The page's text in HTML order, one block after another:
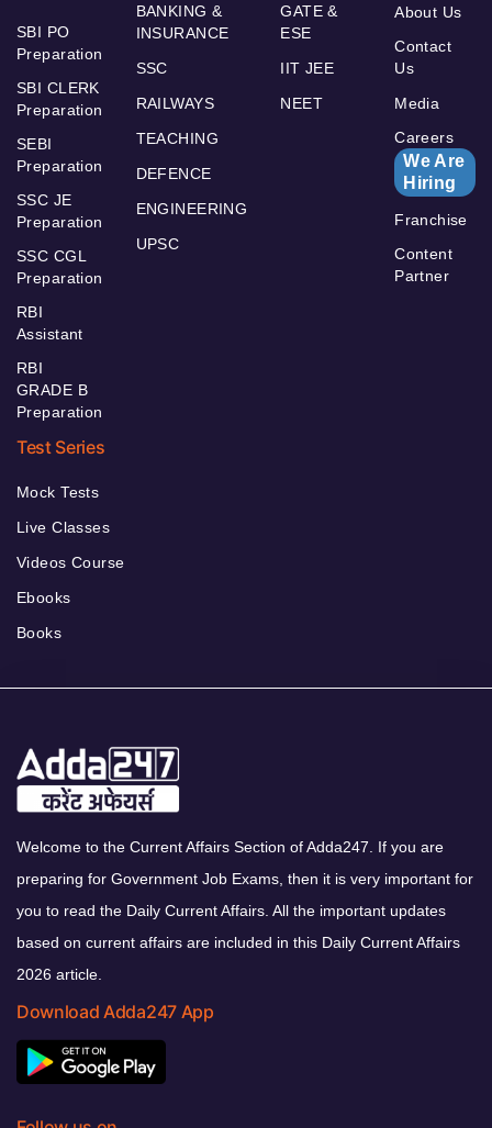
SBI PO
Preparation
SBI CLERK
Preparation
SEBI
Preparation
SSC JE
Preparation
SSC CGL
Preparation
RBI
Assistant
RBI
GRADE B
Preparation
BANKING &
INSURANCE
SSC
RAILWAYS
TEACHING
DEFENCE
ENGINEERING
UPSC
GATE &
ESE
IIT JEE
NEET
About Us
Contact
Us
Media
Careers
We Are
Hiring
Franchise
Content
Partner
Test Series
Mock Tests
Live Classes
Videos Course
Ebooks
Books
Welcome to the Current Affairs Section of Adda247. If you are
preparing for Government Job Exams, then it is very important for
you to read the Daily Current Affairs. All the important updates
based on current affairs are included in this Daily Current Affairs
2026 article.
Download Adda247 App